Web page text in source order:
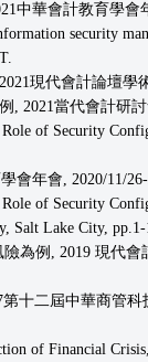
華會計教育學
security
現代會計論壇學
2021當代會計研
of Security
年會, 2020/11/
of Security
Salt Lake City, pp.1-
例, 2019 現代
二屆中華商管
of Financial